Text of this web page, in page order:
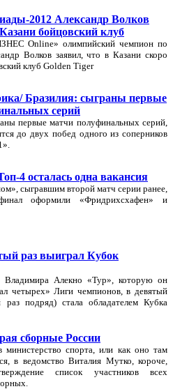
2012 Александр Волков
бойцовский клуб
Online» олимпийский чемпион по
Волков заявил, что в Казани скоро
клуб Golden Tiger
Бразилия: сыграны первые
серий
первые матчи полуфинальных серий,
до двух побед одного из соперников
4 осталась одна вакансия
сыгравшим второй матч серии ранее,
оформили «Фридрихсхафен» и
раз выиграл Кубок
Владимира Алекно «Тур», которую он
четырех» Лиги чемпионов, в девятый
подряд) стала обладателем Кубка
сборные России
спорта, или как оно там
в ведомство Виталия Мутко, короче,
список участников всех